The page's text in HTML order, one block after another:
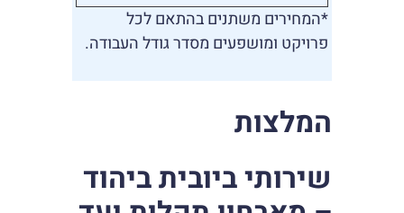
*המחירים משתנים בהתאם לכל
פרויקט ומושפעים מסדר גודל העבודה.
המלצות
שירותי ביובית ביהוד